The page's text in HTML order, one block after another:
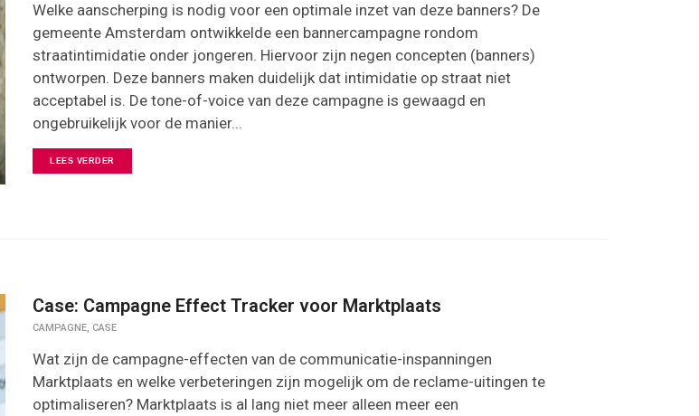
Welke aanscherping is nodig voor een optimale inzet van deze banners? De
gemeente Amsterdam ontwikkelde een bannercampagne rondom
straatintimidatie onder jongeren. Hiervoor zijn negen concepten (banners)
ontworpen. Deze banners maken duidelijk dat intimidatie op straat niet
acceptabel is. De tone-of-voice van deze campagne is gewaagd en
ongebruikelijk voor de manier...
LEES VERDER
Case: Campagne Effect Tracker voor Marktplaats
CAMPAGNE CASE
Wat zijn de campagne-effecten van de communicatie-inspanningen
Marktplaats en welke verbeteringen zijn mogelijk om de reclame-uitingen te
optimaliseren? Marktplaats is al lang niet meer alleen meer een